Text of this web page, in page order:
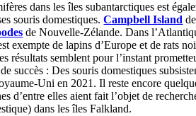
dans les îles subantarctiques est
souris domestiques.Campbell Island
de Nouvelle-Zélande. Dans
exempte de lapins d’Europe et de rats
résultats semblent pour l’instant
succès : Des souris domestiques
Uni en 2021. Il reste encore
d’entre elles aient fait l’objet de
dans les îles Falkland.